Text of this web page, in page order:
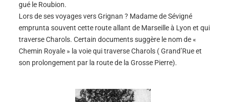
gué le Roubion.
Lors de ses voyages vers Grignan ? Madame de Sévigné
emprunta souvent cette route allant de Marseille à Lyon et qui
traverse Charols. Certain documents suggère le nom de «
Chemin Royale » la voie qui traverse Charols ( Grand’Rue et
son prolongement par la route de la Grosse Pierre).